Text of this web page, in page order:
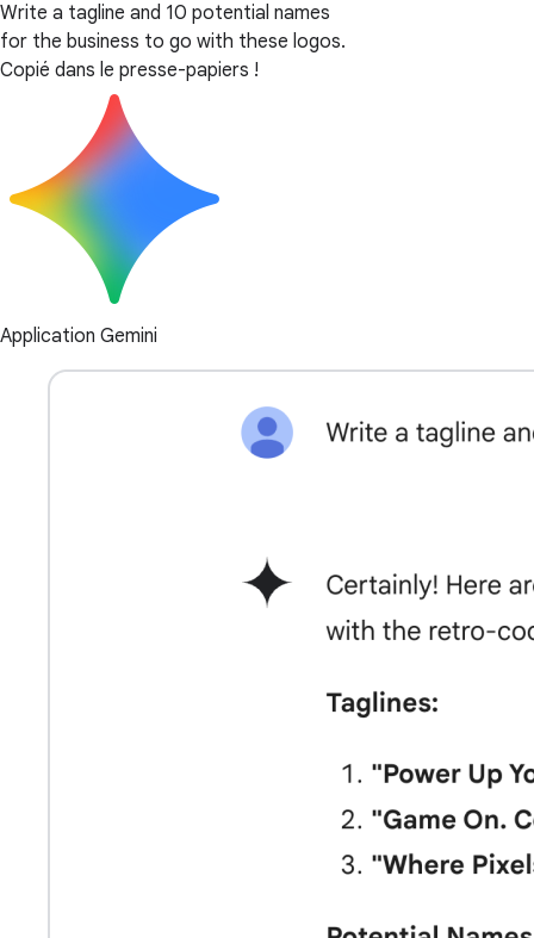
Write a tagline and 10 potential names
for the business to go with these logos.
Copié dans le presse-papiers !
Application Gemini